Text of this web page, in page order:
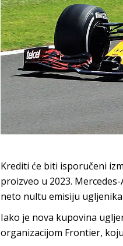
Krediti će biti isporučeni
proizveo u 2023.
neto nultu emisiju ugljenika
Iako je nova kupovina
organizacijom Frontier,